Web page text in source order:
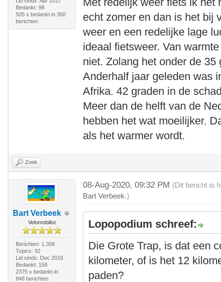
Bedankt: 98
505 x bedankt in 350
berichten
echt zomer en dan is het bij
weer en een redelijke lage
ideaal fietsweer. Van
niet. Zolang het onder de
Anderhalf jaar geleden was
Afrika. 42 graden in de
Meer dan de helft van de
hebben het wat moeilijker.
als het warmer wordt.
Zoek
Bart Verbeek
Velomobilist
Berichten: 1.308
Topics: 92
Lid sinds: Dec 2018
Bedankt: 158
2375 x bedankt in
848 berichten
08-Aug-2020, 09:32 PM (Dit bericht is
Bart Verbeek.)
Lopopodium schreef:
Die Grote Trap, is dat een
kilometer, of is het 12
paden?